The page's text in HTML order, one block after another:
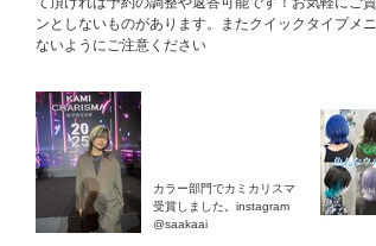
ンとしないものがあります。またクイックタイプメ
ないようにご注意ください
カラー部門でカミカリスマ
受賞しました。instagram
@saakaai